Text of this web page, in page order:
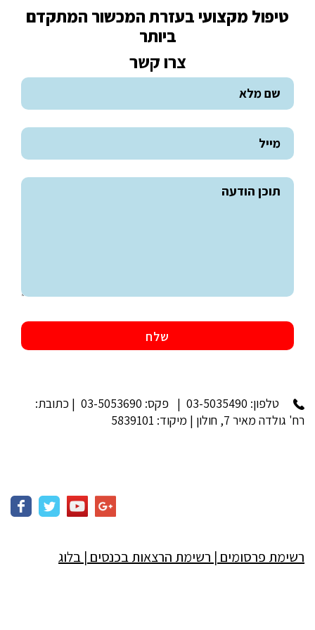
טיפול מקצועי בעזרת המכשור המתקדם
ביותר
צרו קשר
טלפון: 03-5035490
| פקס: 03-5053690 | כתובת:
רח' גולדה מאיר 7, חולון | מיקוד: 5839101
רשימת פרסומים | רשימת הרצאות בכנסים | בלוג